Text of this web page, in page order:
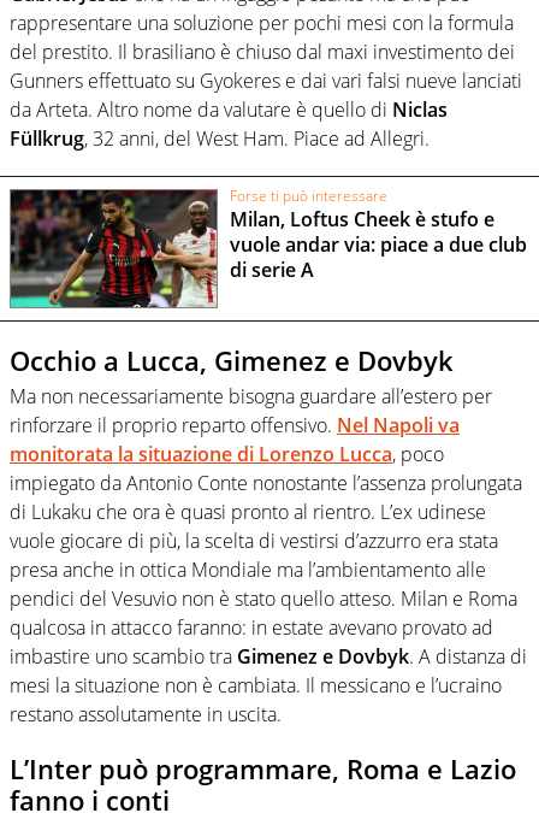
rappresentare una soluzione per pochi mesi con la formula
del prestito. Il brasiliano è chiuso dal maxi investimento dei
Gunners effettuato su Gyokeres e dai vari falsi nueve lanciati
da Arteta. Altro nome da valutare è quello di Niclas
Füllkrug, 32 anni, del West Ham. Piace ad Allegri.
Forse ti può interessare
Milan, Loftus Cheek è stufo e
vuole andar via: piace a due club
di serie A
Occhio a Lucca, Gimenez e Dovbyk
Ma non necessariamente bisogna guardare all’estero per
rinforzare il proprio reparto offensivo. Nel Napoli va
monitorata la situazione di Lorenzo Lucca, poco
impiegato da Antonio Conte nonostante l’assenza prolungata
di Lukaku che ora è quasi pronto al rientro. L’ex udinese
vuole giocare di più, la scelta di vestirsi d’azzurro era stata
presa anche in ottica Mondiale ma l’ambientamento alle
pendici del Vesuvio non è stato quello atteso. Milan e Roma
qualcosa in attacco faranno: in estate avevano provato ad
imbastire uno scambio tra Gimenez e Dovbyk. A distanza di
mesi la situazione non è cambiata. Il messicano e l’ucraino
restano assolutamente in uscita.
L’Inter può programmare, Roma e Lazio
fanno i conti